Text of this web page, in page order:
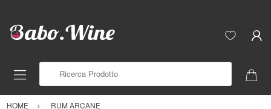
HOME RUM ARCANE